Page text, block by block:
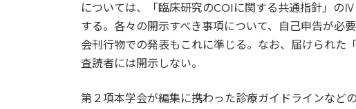
については、「臨床研究のCOIに関する共通指針」の
する。各々の開示すべき事項について、自己申告が必
会刊行物での発表もこれに準じる。なお、届けられた
査読者には開示しない。
第２項本学会が編集に携わった診療ガイドラインなど